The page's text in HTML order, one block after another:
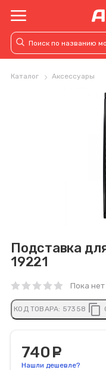
Каталог Аксессуары
Подставка
19221
Пока нет
КОД ТОВАРА: 57358 content_copy
740
Нашли дешевле?